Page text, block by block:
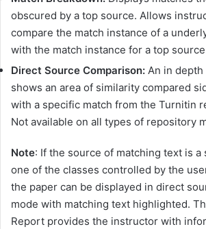
obscured by a top source. Allows
compare the match instance of a
with the match instance for a top source
Direct Source Comparison: An in
shows an area of similarity compared
with a specific match from the Turnitin
Not available on all types of repository
Note: If the source of matching text is a
one of the classes controlled by the
the paper can be displayed in direct
mode with matching text highlighted.
Report provides the instructor with